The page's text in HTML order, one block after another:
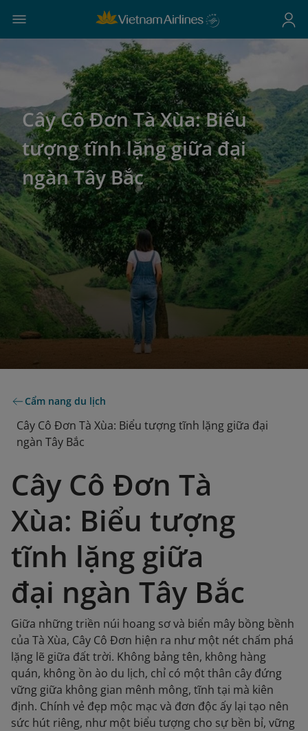
Cây Cô Đơn Tà Xùa: Biểu
tượng tĩnh lặng giữa đại
ngàn Tây Bắc
Cẩm nang du lịch
Cây Cô Đơn Tà Xùa: Biểu tượng tĩnh lặng giữa đại
ngàn Tây Bắc
Cây Cô Đơn Tà
Xùa: Biểu tượng
tĩnh lặng giữa
đại ngàn Tây Bắc
Giữa những triền núi hoang sơ và biển mây bồng bềnh
của Tà Xùa, Cây Cô Đơn hiện ra như một nét chấm phá
lặng lẽ giữa đất trời. Không bảng tên, không hàng
quán, không ồn ào du lịch, chỉ có một thân cây đứng
vững giữa không gian mênh mông, tĩnh tại mà kiên
định. Chính vẻ đẹp mộc mạc và đơn độc ấy lại tạo nên
sức hút riêng, như một biểu tượng cho sự bền bỉ, vững